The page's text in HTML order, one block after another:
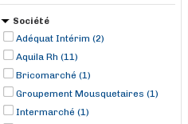
Société
Adéquat Intérim (2)
Aquila Rh (11)
Bricomarché (1)
Groupement Mousquetaires (1)
Intermarché (1)